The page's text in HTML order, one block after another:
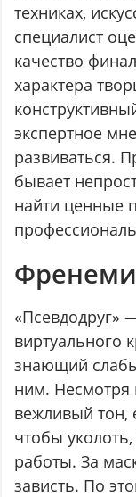
техниках,
специалист
качество
характера
экспертное
развиваться.
бывает
найти ценные
«Псевдодруг»
виртуального
знающий
ним.
вежливый тон,
чтобы
работы. За
зависть. По